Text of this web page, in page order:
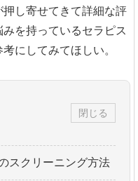
し寄せてきて詳細な評
を持っているセラピス
にしてみてほしい。
閉じる
スクリーニング方法